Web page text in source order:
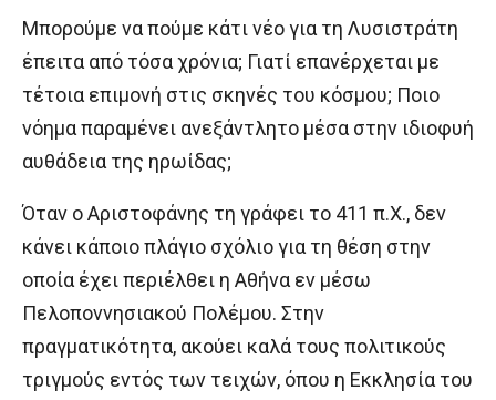
Μπορούμε να πούμε κάτι νέο για τη Λυσιστράτη
έπειτα από τόσα χρόνια; Γιατί επανέρχεται με
τέτοια επιμονή στις σκηνές του κόσμου; Ποιο
νόημα παραμένει ανεξάντλητο μέσα στην ιδιοφυή
αυθάδεια της ηρωίδας;
Όταν ο Αριστοφάνης τη γράφει το 411 π.Χ., δεν
κάνει κάποιο πλάγιο σχόλιο για τη θέση στην
οποία έχει περιέλθει η Αθήνα εν μέσω
Πελοποννησιακού Πολέμου. Στην
πραγματικότητα, ακούει καλά τους πολιτικούς
τριγμούς εντός των τειχών, όπου η Εκκλησία του